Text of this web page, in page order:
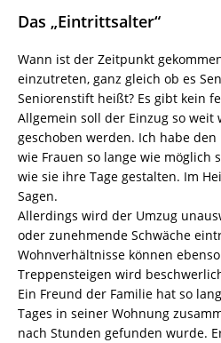
Das „Eintrittsalter“
Wann ist der Zeitpunkt
einzutreten, ganz gleich ob es
Seniorenstift heißt? Es gibt kein
Allgemein soll der Einzug so weit
geschoben werden. Ich habe
wie Frauen so lange wie möglich
wie sie ihre Tage gestalten. Im
Sagen.
Allerdings wird der Umzug
oder zunehmende Schwäche
Wohnverhältnisse können
Treppensteigen wird
Ein Freund der Familie hat so
Tages in seiner Wohnung
nach Stunden gefunden wurde.